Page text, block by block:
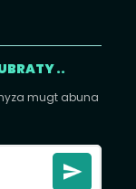
..
mugt abuna